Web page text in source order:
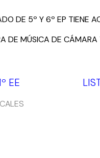
DE 5º Y 6º EP TIENE
DE MÚSICA DE
EE